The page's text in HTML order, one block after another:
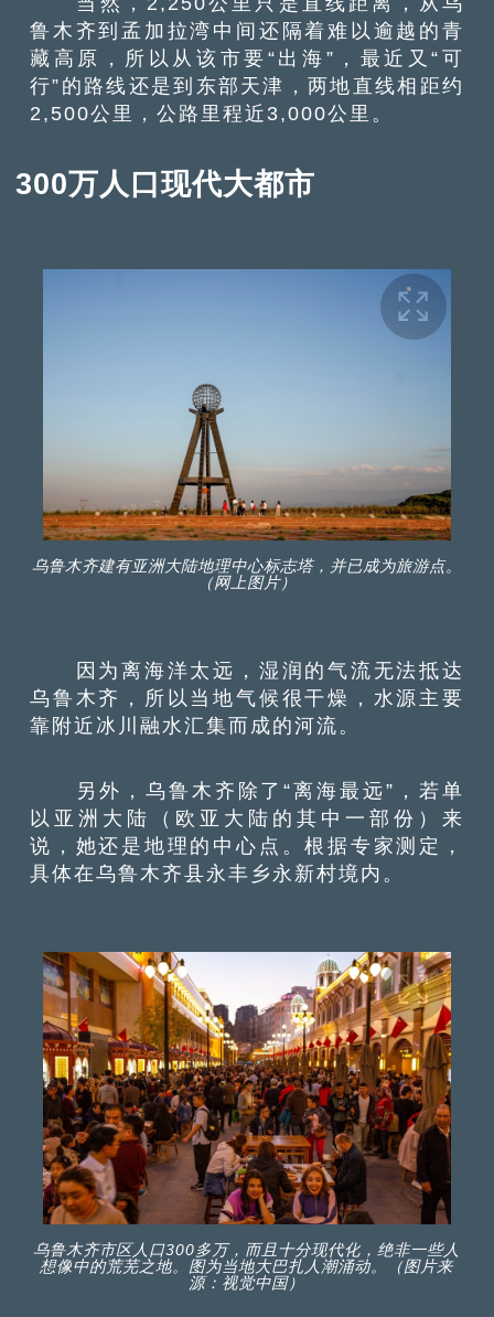
鲁木齐到孟加拉湾中间还隔着难以逾越的青
藏高原，所以从该市要“出海”，最近又“可
行”的路线还是到东部天津，两地直线相距约
2,500公里，公路里程近3,000公里。
300万人口现代大都市
乌鲁木齐建有亚洲大陆地理中心标志塔，并已成为旅游点。
（网上图片）
因为离海洋太远，湿润的气流无法抵达
乌鲁木齐，所以当地气候很干燥，水源主要
靠附近冰川融水汇集而成的河流。
另外，乌鲁木齐除了“离海最远”，若单
以亚洲大陆（欧亚大陆的其中一部份）来
说，她还是地理的中心点。根据专家测定，
具体在乌鲁木齐县永丰乡永新村境内。
乌鲁木齐市区人口300多万，而且十分现代化，绝非一些人
想像中的荒芜之地。图为当地大巴扎人潮涌动。（图片来
源：视觉中国）